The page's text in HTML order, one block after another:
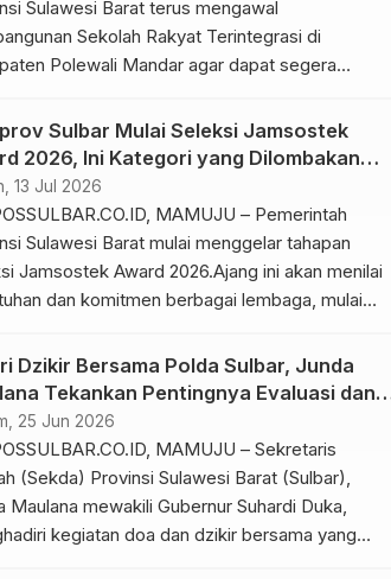
Sulawesi Barat terus mengawal
Sekolah Rakyat Terintegrasi di
Polewali Mandar agar dapat segera
Provinsi Sulawesi Barat, Junda Maulana,
Gubernur Sulbar Suhardi Duka, meninjau
progres pembangunan sekolah tersebut di
Sambaliwali, Kecamatan Luyo, Kabupaten
Mandar. Dalam kunjungan itu, Sekda […]
Sulbar Mulai Seleksi Jamsostek
2026, Ini Kategori yang Dilombakan
Tingkat Nasional
13 Jul 2026
MAMUJU – Pemerintah
Sulawesi Barat mulai menggelar tahapan
Jamsostek Award 2026.Ajang ini akan menilai
dan komitmen berbagai lembaga, mulai
hingga badan usaha lainnya, sebelum
perwakilan terbaik ke tingkat nasional.
Provinsi Sulbar, Junda Maulana,
penilaian dilakukan untuk mencari
terbaik di setiap kategori […]
Dzikir Bersama Polda Sulbar, Junda
Tekankan Pentingnya Evaluasi dan
Diri
25 Jun 2026
MAMUJU – Sekretaris
(Sekda) Provinsi Sulawesi Barat (Sulbar),
Maulana mewakili Gubernur Suhardi Duka,
kegiatan doa dan dzikir bersama yang